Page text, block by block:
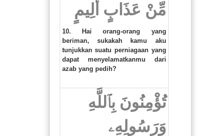
مِّنْ عَذَابٍ أَلِيمٍ
10. Hai orang-orang yang
beriman, sukakah kamu aku
tunjukkan suatu perniagaan yang
dapat menyelamatkanmu dari
azab yang pedih?
تُؤْمِنُونَ بِٱللَّهِ
وَرَسُولِهِۦ